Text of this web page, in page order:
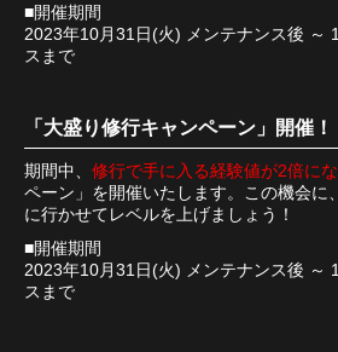
■開催期間
2023年10月31日(火) メンテナンス後 ～
スまで
「大盛り修行キャンペーン」開催！
期間中、 修行で手に入る経験値が2倍に
ペーン」を開催いたします。この機会に
に行かせてレベルを上げましょう！
■開催期間
2023年10月31日(火) メンテナンス後 ～
スまで